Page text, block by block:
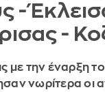
-
-
με την έναρξη
νωρίτερα οι